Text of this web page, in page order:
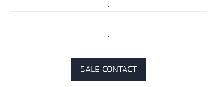
-
-
SALE CONTACT